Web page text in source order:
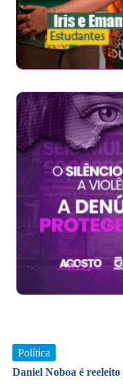
Política
Daniel Noboa é